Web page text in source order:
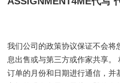
我们公司的政策协议保证不会将
息出售或与第三方或作家共享。
订单的月份和日期进行通信，并